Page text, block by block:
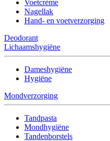
Voetcrème
Nagellak
Hand- en voetverzorging
Deodorant
Lichaamshygiëne
Dameshygiëne
Hygiëne
Mondverzorging
Tandpasta
Mondhygiëne
Tandenborstels